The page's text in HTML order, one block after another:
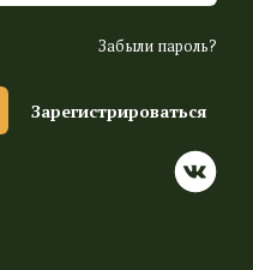
Забыли пароль?
Зарегистрироваться